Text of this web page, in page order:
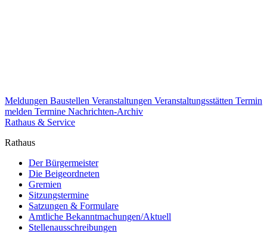
Meldungen Baustellen Veranstaltungen Veranstaltungsstätten Termin
melden Termine Nachrichten-Archiv
Rathaus & Service
Rathaus
Der Bürgermeister
Die Beigeordneten
Gremien
Sitzungstermine
Satzungen & Formulare
Amtliche Bekanntmachungen/Aktuell
Stellenausschreibungen